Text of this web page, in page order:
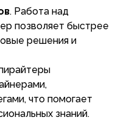
. Работа над
позволяет быстрее
решения и
что помогает
знаний.